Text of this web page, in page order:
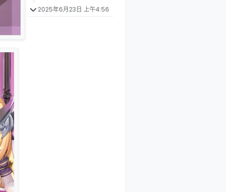
2025年6月23日 上午4:56